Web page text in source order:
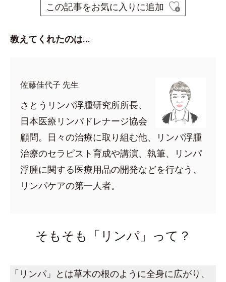
この記事をお気に入りに追加
教えてくれたのは…
佐藤佳代子 先生
さとうリンパ浮腫研究所所長、
日本医療リンパドレナージ協会
顧問。日々の治療に取り組む他、リンパ浮腫
治療のセラピスト育成や講演、執筆、リンパ
浮腫に関する医療用品の開発などを行なう、
リンパケアの第一人者。
そもそも「リンパ」って？
「リンパ」とは草木の根のように全身に広がり、